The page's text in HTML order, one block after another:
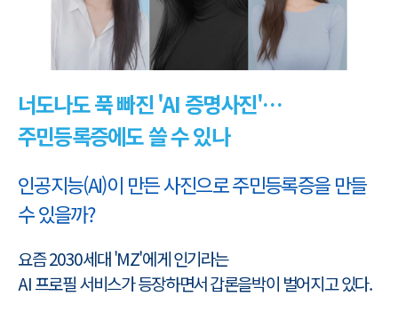
너도나도 푹 빠진 'AI 증명사진'…
주민등록증에도 쓸 수 있나
인공지능(AI)이 만든 사진으로 주민등록증을 만들
수 있을까?
요즘 2030세대 'MZ'에게 인기라는
AI 프로필 서비스가 등장하면서 갑론을박이 벌어지고 있다.